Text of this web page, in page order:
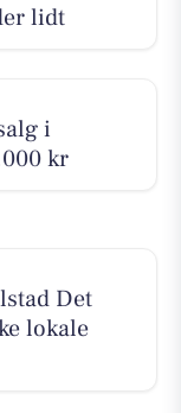
lidt
i
kr
Det
lokale